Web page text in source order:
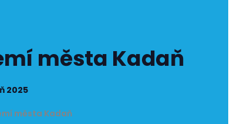
města Kadaň
2025
města Kadaň